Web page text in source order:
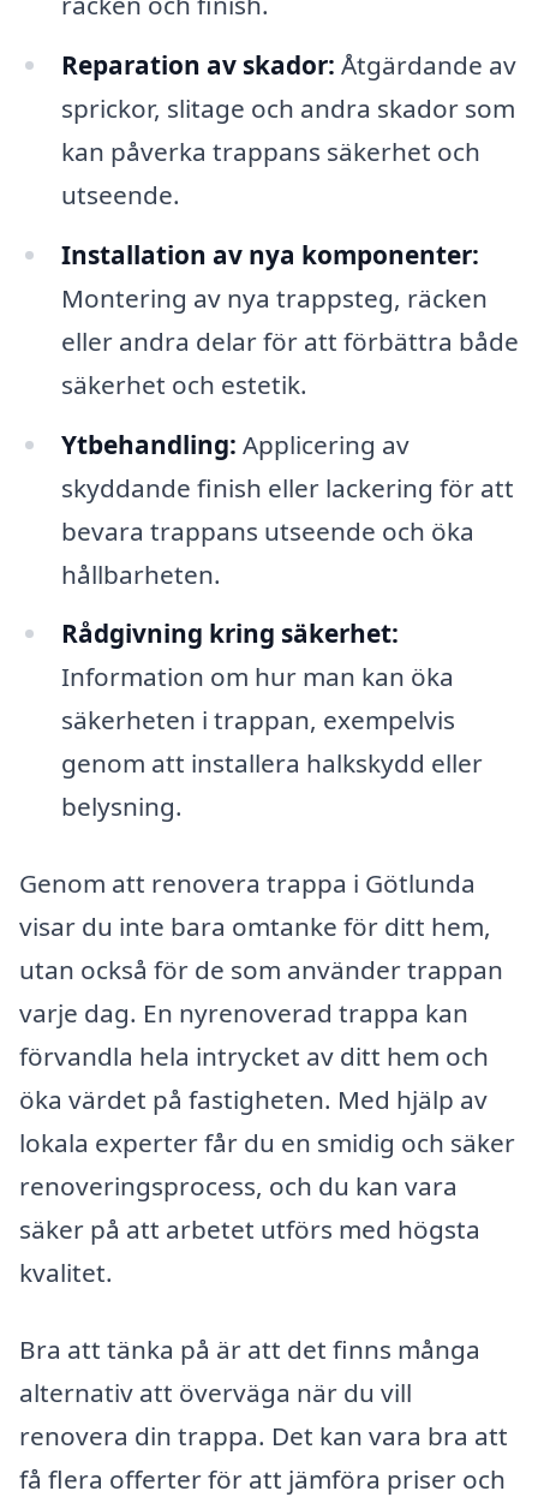
Reparation av skador: Åtgärdande av
sprickor, slitage och andra skador som
kan påverka trappans säkerhet och
utseende.
Installation av nya komponenter:
Montering av nya trappsteg, räcken
eller andra delar för att förbättra både
säkerhet och estetik.
Ytbehandling: Applicering av
skyddande finish eller lackering för att
bevara trappans utseende och öka
hållbarheten.
Rådgivning kring säkerhet:
Information om hur man kan öka
säkerheten i trappan, exempelvis
genom att installera halkskydd eller
belysning.
Genom att renovera trappa i Götlunda
visar du inte bara omtanke för ditt hem,
utan också för de som använder trappan
varje dag. En nyrenoverad trappa kan
förvandla hela intrycket av ditt hem och
öka värdet på fastigheten. Med hjälp av
lokala experter får du en smidig och säker
renoveringsprocess, och du kan vara
säker på att arbetet utförs med högsta
kvalitet.
Bra att tänka på är att det finns många
alternativ att överväga när du vill
renovera din trappa. Det kan vara bra att
få flera offerter för att jämföra priser och